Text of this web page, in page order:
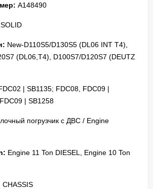
A148490
New-D110S5/D130S5 (DL06 INT T4),
(DL06,T4), D100S7/D120S7 (DEUTZ
| SB1135; FDC08, FDC09 |
| SB1258
погрузчик с ДВС / Engine
Engine 11 Ton DIESEL, Engine 10 Ton
CHASSIS